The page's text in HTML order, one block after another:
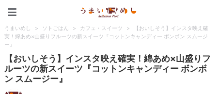
うまいめし > ソトごはん > カフェ・スイーツ >
【おいしそう】インスタ映え確
実！綿あめ×山盛りフルーツの新スイーツ『コットンキャンディー ボンボン スムージ
ー』
【おいしそう】インスタ映え確実！綿あめ×山盛りフ
ルーツの新スイーツ『コットンキャンディー ボンボ
ン スムージー』